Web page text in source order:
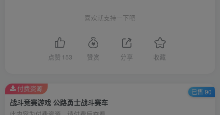
喜欢就支持一下吧
点赞 153 赞赏 分享 收藏
战斗竞赛游戏 公路勇士战斗赛车
付费资源 已售 90